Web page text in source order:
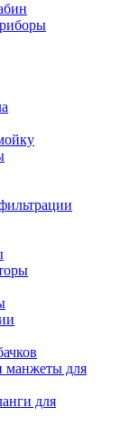
манжеты для
для